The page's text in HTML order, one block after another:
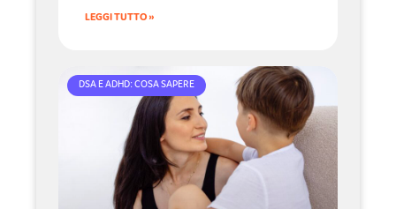
LEGGI TUTTO »
DSA E ADHD: COSA SAPERE